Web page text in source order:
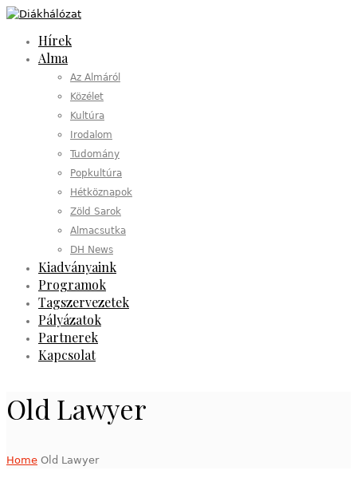
Hírek
Alma
Az Almáról
Közélet
Kultúra
Irodalom
Tudomány
Popkultúra
Hétköznapok
Zöld Sarok
Almacsutka
DH News
Kiadványaink
Programok
Tagszervezetek
Pályázatok
Partnerek
Kapcsolat
Old Lawyer
Home Old Lawyer